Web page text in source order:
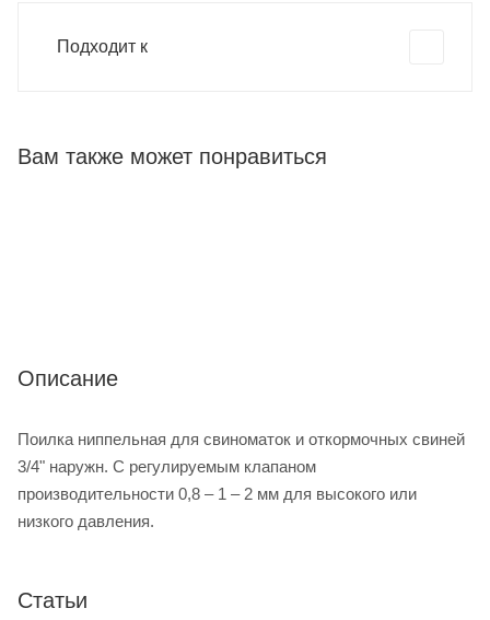
Подходит к
Вам также может понравиться
Описание
Поилка ниппельная для свиноматок и откормочных свиней
3/4" наружн. С регулируемым клапаном
производительности 0,8 – 1 – 2 мм для высокого или
низкого давления.
Статьи